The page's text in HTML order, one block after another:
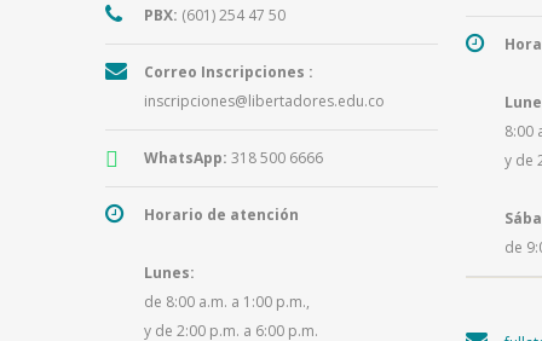
PBX: (601) 254 47 50
Correo Inscripciones :
inscripciones@libertadores.edu.co
WhatsApp: 318 500 6666
Horario de atención
Lunes:
de 8:00 a.m. a 1:00 p.m.,
y de 2:00 p.m. a 6:00 p.m.
8:00
y de
de